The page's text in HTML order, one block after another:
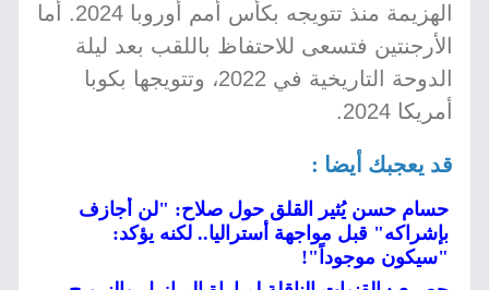
الهزيمة منذ تتويجه بكأس أمم أوروبا 2024. أما
الأرجنتين فتسعى للاحتفاظ باللقب بعد ليلة
الدوحة التاريخية في 2022، وتتويجها بكوبا
أمريكا 2024.
قد يعجبك أيضا :
حسام حسن يُثير القلق حول صلاح: "لن أجازف
بإشراكه" قبل مواجهة أستراليا.. لكنه يؤكد:
"سيكون موجوداً"!